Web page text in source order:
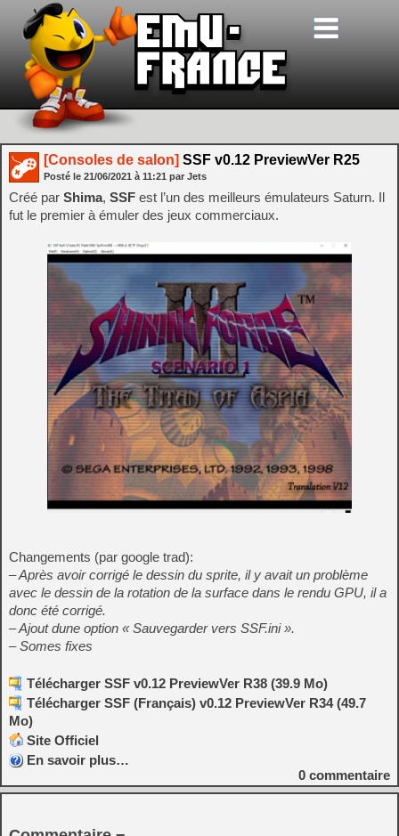
[Consoles de salon] SSF v0.12 PreviewVer R25
Posté le 21/06/2021 à 11:21 par Jets
Créé par Shima, SSF est l’un des meilleurs émulateurs Saturn. Il
fut le premier à émuler des jeux commerciaux.
Changements (par google trad):
– Après avoir corrigé le dessin du sprite, il y avait un problème
avec le dessin de la rotation de la surface dans le rendu GPU, il a
donc été corrigé.
– Ajout dune option « Sauvegarder vers SSF.ini ».
– Somes fixes
Télécharger SSF v0.12 PreviewVer R38 (39.9 Mo)
Télécharger SSF (Français) v0.12 PreviewVer R34 (49.7
Mo)
Site Officiel
En savoir plus…
0 commentaire